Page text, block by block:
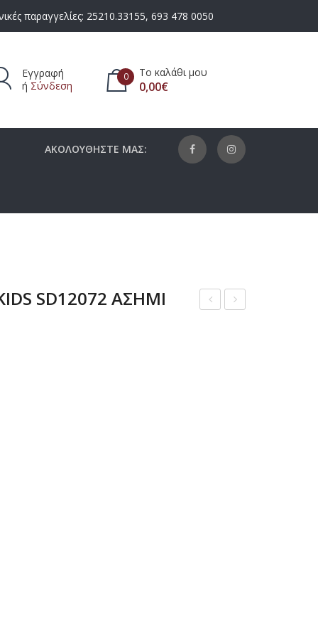
παραγγελίες: 25210.33155, 693 478 0050
Εγγραφή
ή Σύνδεση
0 Το καλάθι μου
0,00€
ΑΚΟΛΟΥΘΗΣΤΕ ΜΑΣ:
SD12072 ΑΣΗΜΙ